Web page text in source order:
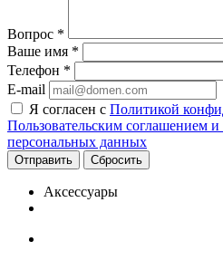
Вопрос *
Ваше имя *
Телефон *
E-mail
Я согласен с Политикой
Пользовательским соглашением
персональных данных
Сбросить
Аксессуары